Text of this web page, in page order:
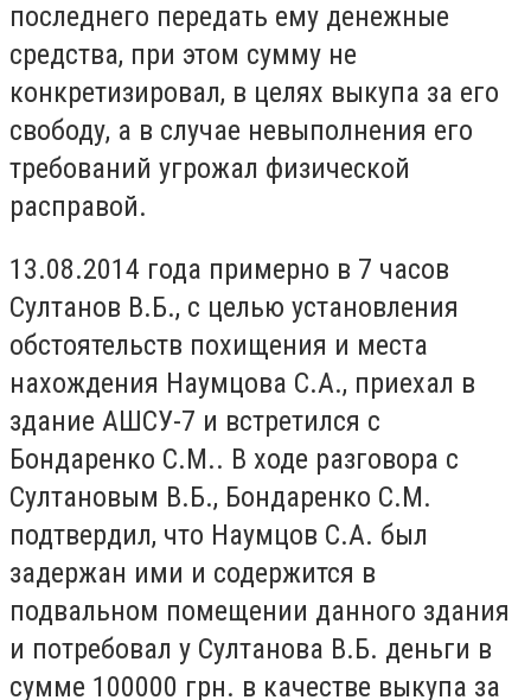
последнего передать ему денежные
средства, при этом сумму не
конкретизировал, в целях выкупа за его
свободу, а в случае невыполнения его
требований угрожал физической
расправой.
13.08.2014 года примерно в 7 часов
Султанов В.Б., с целью установления
обстоятельств похищения и места
нахождения Наумцова С.А., приехал в
здание АШСУ-7 и встретился с
Бондаренко С.М.. В ходе разговора с
Султановым В.Б., Бондаренко С.М.
подтвердил, что Наумцов С.А. был
задержан ими и содержится в
подвальном помещении данного здания
и потребовал у Султанова В.Б. деньги в
сумме 100000 грн. в качестве выкупа за